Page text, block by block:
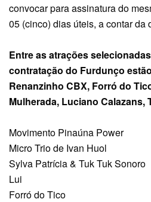
convocar para assinatura do
05 (cinco) dias úteis, a contar da
Entre as atrações
contratação do Furdunço
Renanzinho CBX, Forró do
Mulherada, Luciano Calazans,
Movimento Pinaúna Power
Micro Trio de Ivan Huol
Sylva Patrícia & Tuk Tuk Sonoro
Lui
Forró do Tico